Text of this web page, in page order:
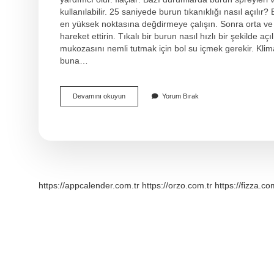
kullanılabilir. 25 saniyede burun tıkanıklığı nasıl
en yüksek noktasına değdirmeye çalışın. Sonra orta
hareket ettirin. Tıkalı bir burun nasıl hızlı bir şekilde
mukozasını nemli tutmak için bol su içmek gerekir.
buna…
Devamını okuyunDoğal
Yolla
Yorum Bırak
https://appcalender.com.tr https://orzo.com.tr https://